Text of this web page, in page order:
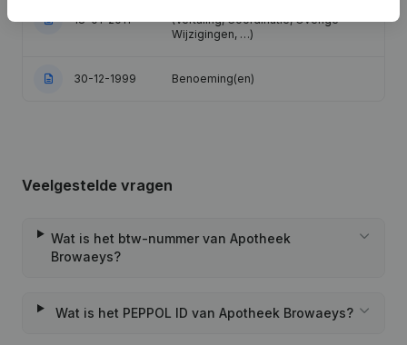
18-01-2011
(Vertaling, Coördinatie, Overige
Wijzigingen, …)
30-12-1999 Benoeming(en)
Veelgestelde vragen
Wat is het btw-nummer van Apotheek
Browaeys?
Wat is het PEPPOL ID van Apotheek Browaeys?